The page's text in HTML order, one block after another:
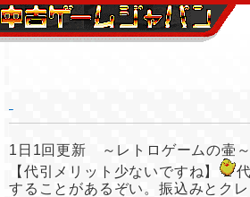
1日1回更新 ～レトロゲームの壷～
【代引メリット少ないですね】
することがあるぞい。振込みとク